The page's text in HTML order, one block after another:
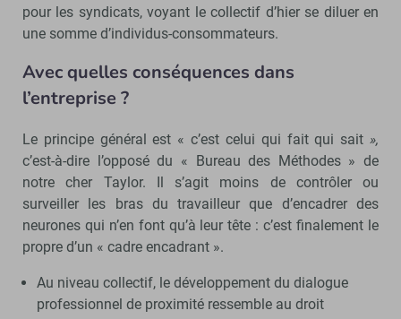
pour les syndicats, voyant le collectif d’hier se diluer en
une somme d’individus-consommateurs.
Avec quelles conséquences dans
l’entreprise ?
Le principe général est « c’est celui qui fait qui sait »,
c’est-à-dire l’opposé du « Bureau des Méthodes » de
notre cher Taylor. Il s’agit moins de contrôler ou
surveiller les bras du travailleur que d’encadrer des
neurones qui n’en font qu’à leur tête : c’est finalement le
propre d’un « cadre encadrant ».
Au niveau collectif, le développement du dialogue
professionnel de proximité ressemble au droit